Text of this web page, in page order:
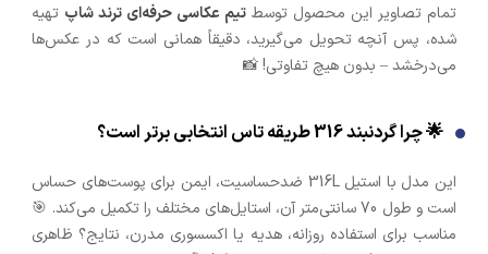
تمام تصاویر این محصول توسط تیم عکاسی حرفه‌ای ترند شاپ تهیه
شده، پس آنچه تحویل می‌گیرید، دقیقاً همانی است که در عکس‌ها
می‌درخشد – بدون هیچ تفاوتی! 📸
🌟 چرا گردنبند 316 طریقه تاس انتخابی برتر است؟
این مدل با استیل 316L ضدحساسیت، ایمن برای پوست‌های حساس
است و طول 70 سانتی‌متر آن، استایل‌های مختلف را تکمیل می‌کند. 🎯
مناسب برای استفاده روزانه، هدیه یا اکسسوری مدرن، نتایج؟ ظاهری